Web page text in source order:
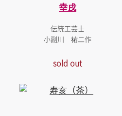
幸戌
伝統工芸士
小副川 祐二作
sold out